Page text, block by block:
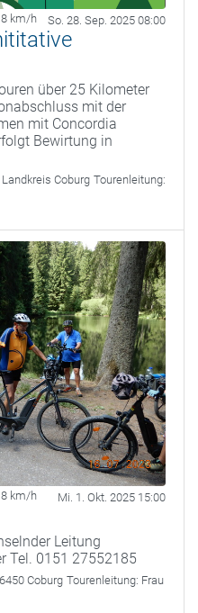
km/h So. 28. Sep. 2025 08:00
über 25 Kilometer
mit der
mit Concordia
Bewirtung in
Coburg Tourenleitung:
km/h Mi. 1. Okt. 2025 15:00
Leitung
Tel. 0151 27552185
Coburg Tourenleitung: Frau